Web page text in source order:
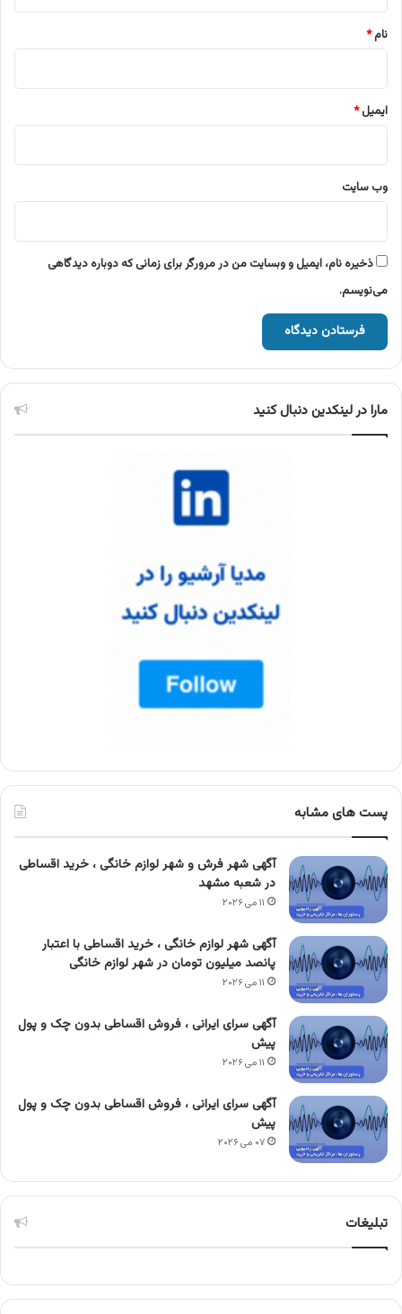
نام*
ایمیل*
وب‌ سایت
ذخیره نام، ایمیل و وبسایت من در مرورگر برای زمانی که دوباره دیدگاهی
می‌نویسم.
مارا در لینکدین دنبال کنید
پست های مشابه
آگهی شهر فرش و شهر لوازم خانگی ، خرید اقساطی
در شعبه مشهد
۱۱ می ۲۰۲۶
آگهی شهر لوازم خانگی ، خرید اقساطی با اعتبار
پانصد میلیون تومان در شهر لوازم خانگی
۱۱ می ۲۰۲۶
آگهی سرای ایرانی ، فروش اقساطی بدون چک و پول
پیش
۱۱ می ۲۰۲۶
آگهی سرای ایرانی ، فروش اقساطی بدون چک و پول
پیش
۰۷ می ۲۰۲۶
تبلیغات